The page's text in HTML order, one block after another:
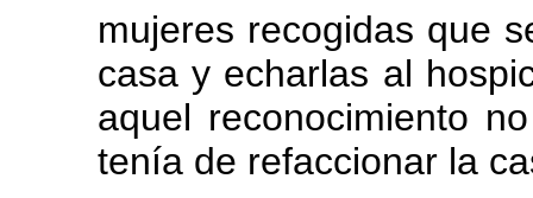
mujeres recogidas que
casa y echarlas al
aquel reconocimiento
tenía de refaccionar la